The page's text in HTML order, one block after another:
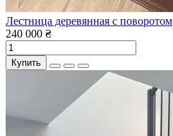
Лестница деревянная с поворотом
240 000 ₴
Купить